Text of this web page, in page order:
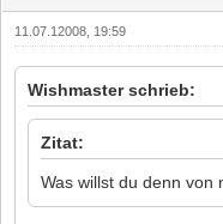
11.07.12008, 19:59
Wishmaster schrieb:
Zitat:
Was willst du denn von